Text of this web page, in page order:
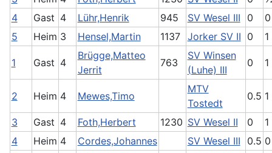
4
Gast 4 Lühr,Henrik 945 SV Wesel III 0
0
5
Heim 3 Hensel,Martin 1137 Jorker SV II 0 1
1 Gast 4
Brügge,Matteo
Jerrit
763
SV Winsen
(Luhe) III
0 1
2 Heim 4 Mewes,Timo
MTV
Tostedt
0.5 1
3 Gast 4 Foth,Herbert 1230 SV Wesel II 0
1
4
Heim 4 Cordes,Johannes SV Wesel III 0.5 0